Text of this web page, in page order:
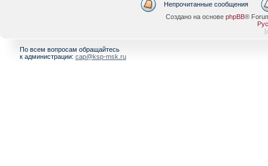
Непрочитанные сообщения
Создано на основе phpBB®
[
По всем вопросам обращайтесь
к администрации: cap@ksp-msk.ru